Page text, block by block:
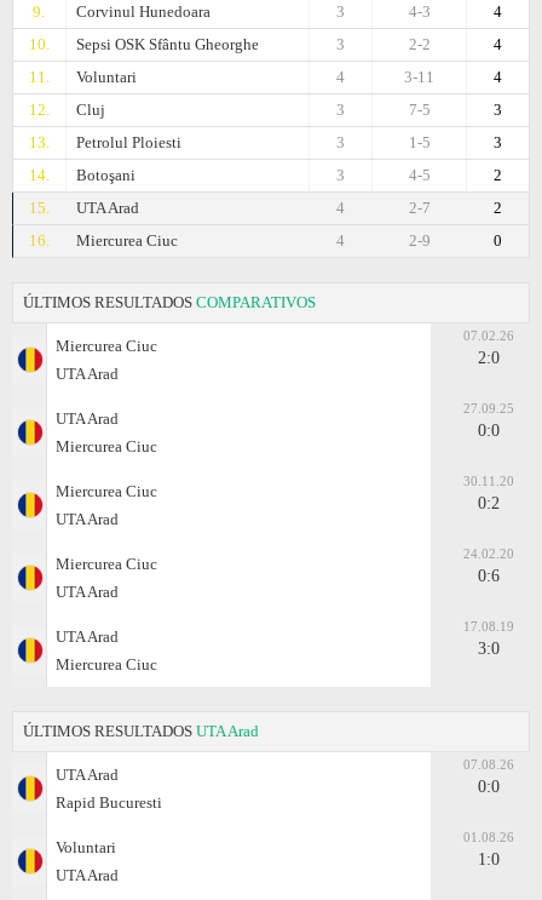
9.
Corvinul Hunedoara 4
4-3
3
10.
Sepsi OSK Sfântu Gheorghe 4
2-2
3
11.
Voluntari 4
3-11
4
12.
Cluj 3
7-5
3
13.
Petrolul Ploiesti 3
1-5
3
14.
Botoşani 2
4-5
3
15.
UTA Arad 2
2-7
4
16.
Miercurea Ciuc 0
2-9
4
ÚLTIMOS RESULTADOS COMPARATIVOS
Miercurea Ciuc
UTA Arad
07.02.26
2:0
UTA Arad
Miercurea Ciuc
27.09.25
0:0
Miercurea Ciuc
UTA Arad
30.11.20
0:2
Miercurea Ciuc
UTA Arad
24.02.20
0:6
UTA Arad
Miercurea Ciuc
17.08.19
3:0
ÚLTIMOS RESULTADOS UTA Arad
UTA Arad
Rapid Bucuresti
07.08.26
0:0
Voluntari
UTA Arad
01.08.26
1:0